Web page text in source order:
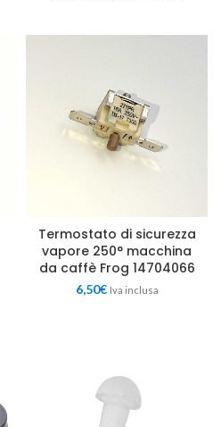
Termostato di sicurezza
vapore 250° macchina
da caffè Frog 14704066
6,50€ Iva inclusa